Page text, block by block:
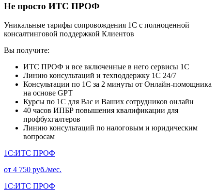
Не просто ИТС ПРОФ
Уникальные тарифы сопровождения 1С с полноценной
консалтинговой поддержкой Клиентов
Вы получите:
ИТС ПРОФ и все включенные в него сервисы 1С
Линию консультаций и техподдержку 1С 24/7
Консультации по 1С за 2 минуты от Онлайн-помощника
на основе GPT
Курсы по 1С для Вас и Ваших сотрудников онлайн
40 часов ИПБР повышения квалификации для
профбухгалтеров
Линию консультаций по налоговым и юридическим
вопросам
1С:ИТС ПРОФ
от 4 750 руб./мес.
1С:ИТС ПРОФ